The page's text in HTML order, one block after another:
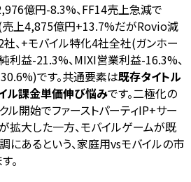
億円-8.3%、FF14売上急減で
売上4,875億円+13.7%だがRovio減
、+モバイル特化4社全社(ガンホー
利益-21.3%、MIXI営業利益-16.3%、
です。共通要素は既存タイトル
ル課金単価伸び悩みです。二極化の
開始でファーストパーティIP+サー
拡大した一方、モバイルゲームが既
にあるという、家庭用vsモバイルの市
。